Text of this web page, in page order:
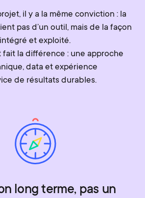
il y a la même conviction : la
pas d’un outil, mais de la façon
et exploité.
fait la différence : une approche
data et expérience
de résultats durables.
long terme, pas un